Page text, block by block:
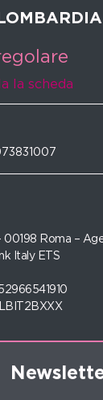
la scheda
00198 Roma –
Italy ETS